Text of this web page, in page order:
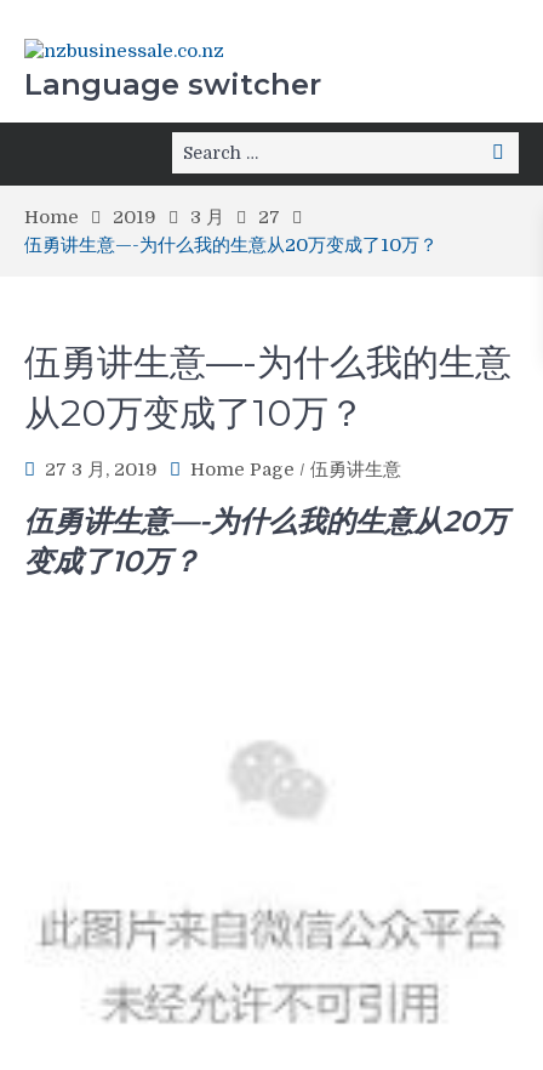
Language switcher
Home 2019 3 月
27
伍勇讲生意—-为什么我的生意从20万变成了10万？
伍勇讲生意—-为什么我的生意
从20万变成了10万？
27 3 月, 2019 Home Page / 伍勇讲生意
伍勇讲生意—-为什么我的生意从20万
变成了10万？